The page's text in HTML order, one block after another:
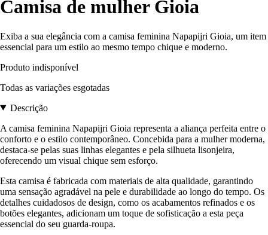
Camisa de mulher Gioia
Exiba a sua elegância com a camisa feminina Napapijri Gioia, um item
essencial para um estilo ao mesmo tempo chique e moderno.
Produto indisponível
Todas as variações esgotadas
Descrição
A camisa feminina Napapijri Gioia representa a aliança perfeita entre o
conforto e o estilo contemporâneo. Concebida para a mulher moderna,
destaca-se pelas suas linhas elegantes e pela silhueta lisonjeira,
oferecendo um visual chique sem esforço.
Esta camisa é fabricada com materiais de alta qualidade, garantindo
uma sensação agradável na pele e durabilidade ao longo do tempo. Os
detalhes cuidadosos de design, como os acabamentos refinados e os
botões elegantes, adicionam um toque de sofisticação a esta peça
essencial do seu guarda-roupa.